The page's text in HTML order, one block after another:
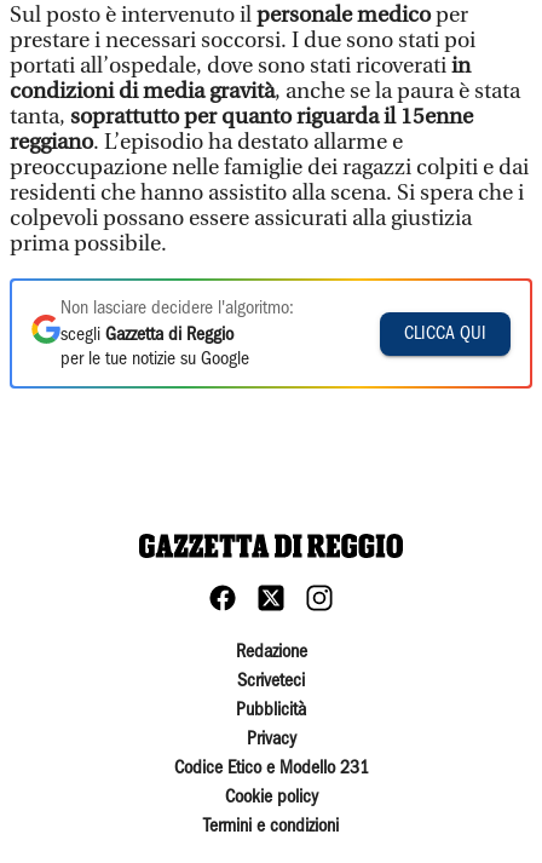
Sul posto è intervenuto ilpersonale medicoper
prestare i necessari soccorsi. I due sono stati poi
portati all’ospedale, dove sono stati ricoveratiin
condizioni di media gravità, anche se la paura è stata
tanta, soprattutto per quanto riguarda il 15enne
reggiano. L’episodio ha destato allarme e
preoccupazione nelle famiglie dei ragazzi colpiti e dai
residenti che hanno assistito alla scena. Si spera che i
colpevoli possano essere assicurati alla giustizia
prima possibile.
Non lasciare decidere l'algoritmo:
scegli Gazzetta di Reggio
per le tue notizie su Google
CLICCA QUI
Redazione
Scriveteci
Pubblicità
Privacy
Codice Etico e Modello 231
Cookie policy
Termini e condizioni